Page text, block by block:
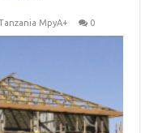
MpyA+ 0